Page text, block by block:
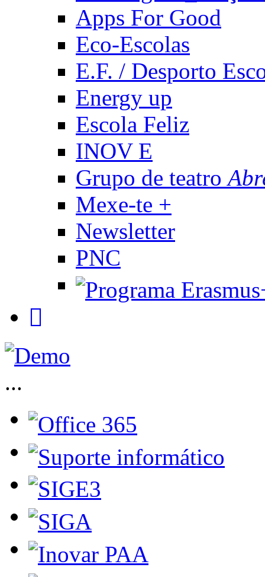
Apps For Good
Eco-Escolas
E.F. / Desporto
Energy up
Escola Feliz
INOV E
Grupo de teatro
Mexe-te +
Newsletter
PNC
...